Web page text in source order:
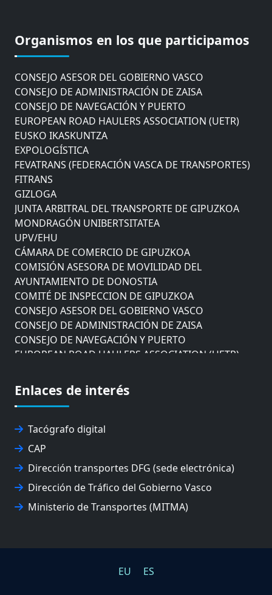
Organismos en los que participamos
AYUNTAMIENTO DE DONOSTIA
COMITÉ DE INSPECCION DE GIPUZKOA
CONSEJO ASESOR DEL GOBIERNO VASCO
CONSEJO DE ADMINISTRACIÓN DE ZAISA
CONSEJO DE NAVEGACIÓN Y PUERTO
EUROPEAN ROAD HAULERS ASSOCIATION (UETR)
EUSKO IKASKUNTZA
EXPOLOGÍSTICA
FEVATRANS (FEDERACIÓN VASCA DE TRANSPORTES)
FITRANS
GIZLOGA
JUNTA ARBITRAL DEL TRANSPORTE DE GIPUZKOA
MONDRAGÓN UNIBERTSITATEA
UPV/EHU
CÁMARA DE COMERCIO DE GIPUZKOA
COMISIÓN ASESORA DE MOVILIDAD DEL
AYUNTAMIENTO DE DONOSTIA
COMITÉ DE INSPECCION DE GIPUZKOA
CONSEJO ASESOR DEL GOBIERNO VASCO
CONSEJO DE ADMINISTRACIÓN DE ZAISA
CONSEJO DE NAVEGACIÓN Y PUERTO
EUROPEAN ROAD HAULERS ASSOCIATION (UETR)
FEVATRANS (FEDERACIÓN VASCA DE TRANSPORTES)
FITRANS
GIZLOGA
JUNTA ARBITRAL DEL TRANSPORTE DE GIPUZKOA
MONDRAGÓN UNIBERTSITATEA
UPV/EHU
Enlaces de interés
Tacógrafo digital
CAP
Dirección transportes DFG (sede electrónica)
Dirección de Tráfico del Gobierno Vasco
Ministerio de Transportes (MITMA)
EU ES